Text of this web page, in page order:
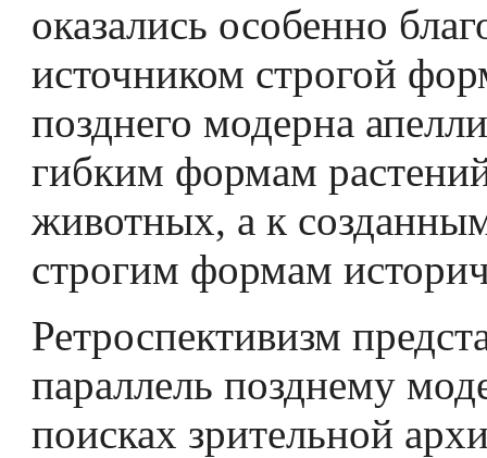
оказались особенно
источником строгой
позднего модерна
гибким формам
животных, а к
строгим формам
Ретроспективизм
параллель позднему
поисках зрительной